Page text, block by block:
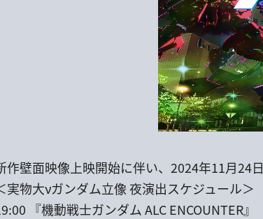
作壁面映像上映開始に伴い、2024年11月24
実物大νガンダム立像 夜演出スケジュール＞
『機動戦士ガンダム ALC ENCOUNTER』